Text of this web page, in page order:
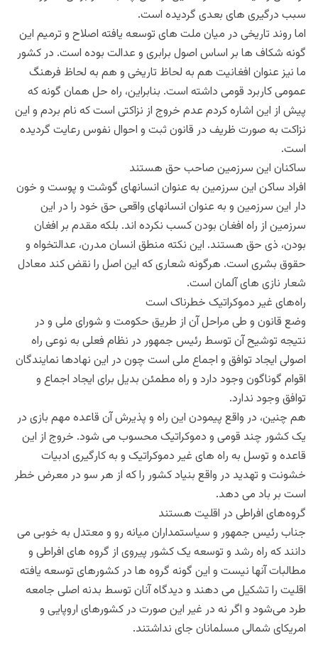
سبب درگیری های بعدی گردیده است.
اما روند تاریخی در میان ملت های توسعه یافته اصلاح و ترمیم این
گونه شکاف ها بر اساس اصول برابری و عدالت بوده است. در کشور
ما نیز عنوان افغانیت هم به لحاظ تاریخی و هم به لحاظ فرهنگ
عمومی کاربرد قومی داشته است. بنابراین، راه حل همان گونه که
پیش از این اشاره کردم عدم خروج از نزاکتی است که نام بردم و این
نزاکت به صورت ظریف در قانون ثبت و احوال نفوس رعایت گردیده
است.
ساکنان این سرزمین صاحب حق هستند
افراد ساکن این سرزمین به عنوان انسانهای گوشت و پوست و خون
دار این سرزمین و به عنوان انسانهای واقعی حق خود را در این
سرزمین از راه افغان بودن کسب نکرده اند. بلکه مقدم بر افغان
بودن، ذی حق هستند. این نکته منطق انسان مدرن، عدالتخواه و
حقوق بشری است. هرگونه شعاری که این اصل را نقض کند معادل
شعار نازی های آلمان است.
راه‌های غیر دموکراتیک خطرناک است
وضع قانون و طی مراحل آن از طریق حکومت و شورای ملی و در
نتیجه توشیح آن توسط رئیس جمهور در نظام فعلی به نوعی راه
اصولی ایجاد توافق و اجماع ملی است چون در این نهادها نمایندگان
اقوام گوناگون وجود دارد و راه مطمئن بدیل برای ایجاد اجماع و
توافق وجود ندارد.
هم چنین، در واقع پیمودن این راه و پذیرش آن قاعده مهم بازی در
یک کشور چند قومی و دموکراتیک محسوب می شود. خروج از این
قاعده و توسل به راه های غیر دموکراتیک و به کارگیری ادبیات
خشونت و تهدید در واقع بنیاد کشور را که از هر سو در معرض خطر
است بر باد می دهد.
گروه‌های افراطی در اقلیت هستند
جناب رئیس جمهور و سیاستمداران میانه رو و معتدل به خوبی می
دانند که راه رشد و توسعه یک کشور پیروی از گروه های افراطی و
مطالبات آنها نیست و این گونه گروه ها در کشورهای توسعه یافته
اقلیت را تشکیل می دهند و دیدگاه آنان توسط بدنه اصلی جامعه
طرد می‌شود و اگر نه در غیر این صورت در کشورهای اروپایی و
امریکای شمالی مسلمانان جای نداشتند.